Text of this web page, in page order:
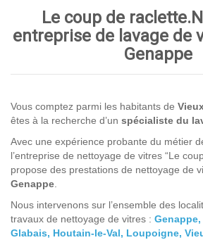
Le coup de
entreprise de lavage de
Genappe
Vous comptez parmi les habitants de
êtes à la recherche d’un spécialiste du
Avec une expérience probante du métier
l’entreprise de nettoyage de vitres “Le
propose des prestations de nettoyage de
Genappe.
Nous intervenons sur l’ensemble des
travaux de nettoyage de vitres : Genappe,
Glabais, Houtain-le-Val, Loupoigne,